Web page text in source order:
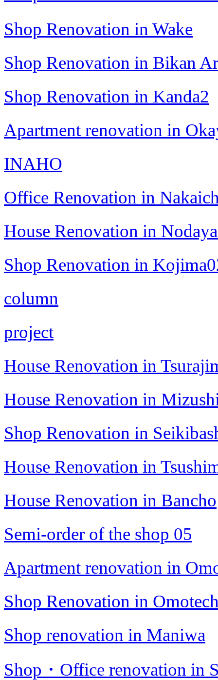
Shop Renovation in Wake
Shop Renovation in Bikan
Shop Renovation in Kanda2
Apartment renovation in
INAHO
Office Renovation in
House Renovation in
Shop Renovation in
column
project
House Renovation in
House Renovation in
Shop Renovation in
House Renovation in
House Renovation in Bancho
Semi-order of the shop 05
Apartment renovation in
Shop Renovation in
Shop renovation in Maniwa
Shop・Office renovation in